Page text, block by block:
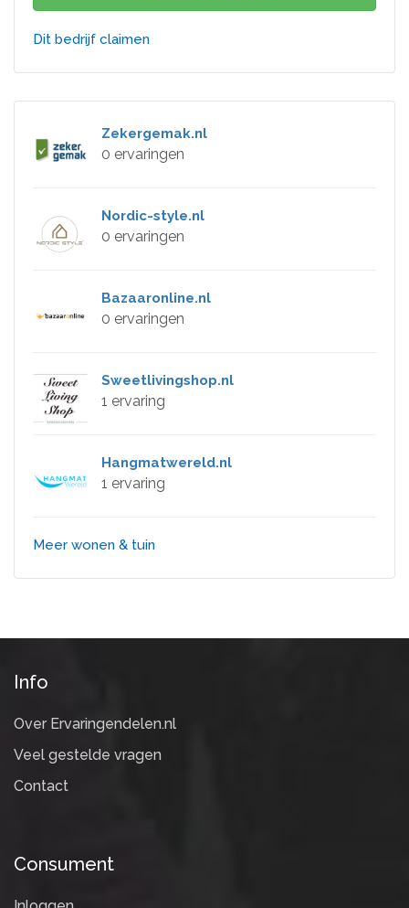
Dit bedrijf claimen
Zekergemak.nl
0 ervaringen
Nordic-style.nl
0 ervaringen
Bazaaronline.nl
0 ervaringen
Sweetlivingshop.nl
1 ervaring
Hangmatwereld.nl
1 ervaring
Meer wonen & tuin
Info
Over Ervaringendelen.nl
Veel gestelde vragen
Contact
Consument